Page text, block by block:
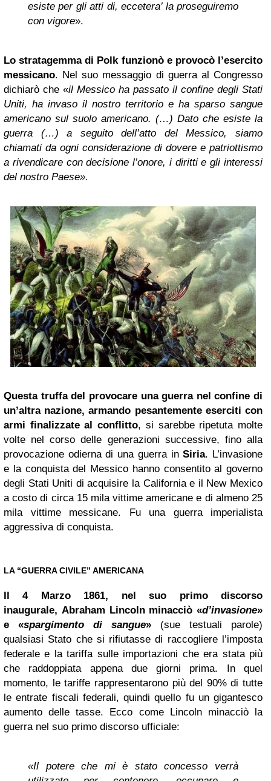
esiste per gli atti di, eccetera’ la proseguiremo
con vigore».
Lo stratagemma di Polk funzionò e provocò l’esercito
messicano. Nel suo messaggio di guerra al Congresso
dichiarò che «il Messico ha passato il confine degli Stati
Uniti, ha invaso il nostro territorio e ha sparso sangue
americano sul suolo americano. (…) Dato che esiste la
guerra (…) a seguito dell’atto del Messico, siamo
chiamati da ogni considerazione di dovere e patriottismo
a rivendicare con decisione l’onore, i diritti e gli interessi
del nostro Paese».
Questa truffa del provocare una guerra nel confine di
un’altra nazione, armando pesantemente eserciti con
armi finalizzate al conflitto, si sarebbe ripetuta molte
volte nel corso delle generazioni successive, fino alla
provocazione odierna di una guerra inSiria. L’invasione
e la conquista del Messico hanno consentito al governo
degli Stati Uniti di acquisire la California e il New Mexico
a costo di circa 15 mila vittime americane e di almeno 25
mila vittime messicane. Fu una guerra imperialista
aggressiva di conquista.
LA “GUERRA CIVILE” AMERICANA
Il 4 Marzo 1861, nel suo primo discorso
inaugurale, Abraham Lincoln minacciò «d’invasione»
e «spargimento di sangue» (sue testuali parole)
qualsiasi Stato che si rifiutasse di raccogliere l’imposta
federale e la tariffa sulle importazioni che era stata più
che raddoppiata appena due giorni prima. In quel
momento, le tariffe rappresentarono più del 90% di tutte
le entrate fiscali federali, quindi quello fu un gigantesco
aumento delle tasse. Ecco come Lincoln minacciò la
guerra nel suo primo discorso ufficiale:
«Il potere che mi è stato concesso verrà